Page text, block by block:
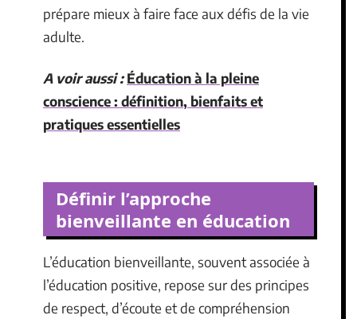
prépare mieux à faire face aux défis de la vie
adulte.
A voir aussi : Éducation à la pleine
conscience : définition, bienfaits et
pratiques essentielles
Définir l’approche
bienveillante en éducation
L’éducation bienveillante, souvent associée à
l’éducation positive, repose sur des principes
de respect, d’écoute et de compréhension